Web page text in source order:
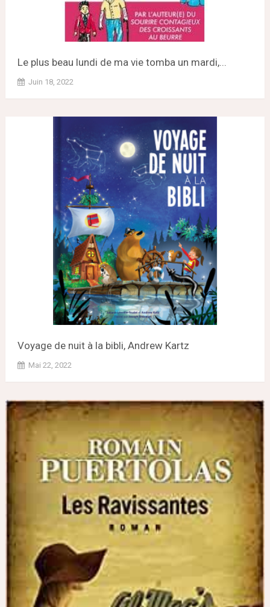
Le plus beau lundi de ma vie tomba un mardi,...
Juin 18, 2022
Voyage de nuit à la bibli, Andrew Kartz
Mai 22, 2022